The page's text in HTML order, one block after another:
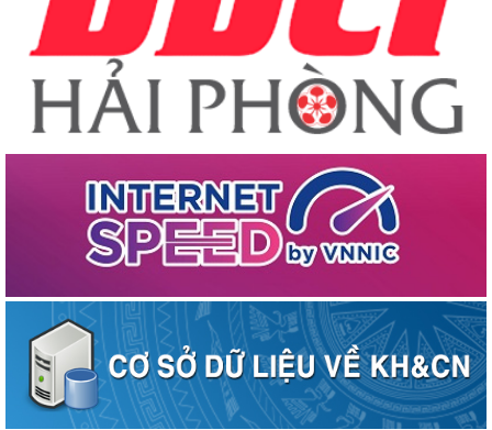
Công văn số 1379/SKHCN-HTS&CNg ngày 14/4/2026 về việc xin ý kiến về hồ sơ
dự thảo Quyết định ban...
Dự thảo Quyết định ban hành Quy định tổ chức Hội thi sáng tạo kỹ thuật, Cuộc
thi sáng tạo thanh...
Công văn số 1306/SKHCN-VP ngày 09/4/2026 về việc tham gia lấy ý kiến về hồ
sơ dự thảo Quyết định...
Thông báo số 379/TB-SKHCN ngày 01/4/2026 về việc mời chào giá thực hiện
nhiệm vụ: Lập kế hoạch ứng...
Công văn số 3378/VP-NC ngày 31/3/2026 của Văn phòng Ủy ban nhân dân
thành phố về việc hưởng ứng...
hồ sơ dự thảo Quyết định...
Thông báo số 345/TB-SKHCN ngày 26/3/2026 Tuyển chọn dự án khởi nghiệp
sáng tạo để ươm tạo, hỗ trợ...
Thông báo số 09/TB-TTTT ngày 16/03/2026 về việc Công khai danh sách nâng
bậc lương trước thời hạn...